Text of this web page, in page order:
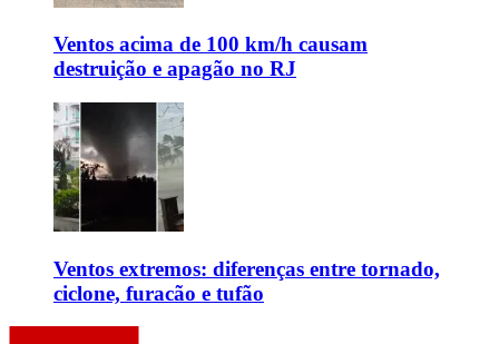
Ventos acima de 100 km/h causam
destruição e apagão no RJ
Ventos extremos: diferenças entre tornado,
ciclone, furacão e tufão